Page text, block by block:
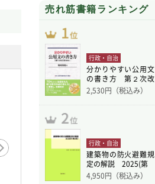
売れ筋書籍ランキング
行政・自治
分かりやすい公用文
の書き方 第２次改
訂版
2,530円（税込み）
行政・自治
建築物の防火避難規
定の解説 2025(第
4,950円（税込み）